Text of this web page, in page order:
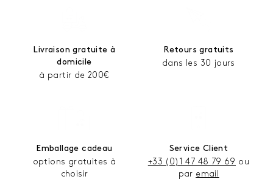
Livraison gratuite à
domicile
à partir de 200€
Retours gratuits
dans les 30 jours
Emballage cadeau
options gratuites à
choisir
Service Client
+33 (0)1 47 48 79 69 ou
par email